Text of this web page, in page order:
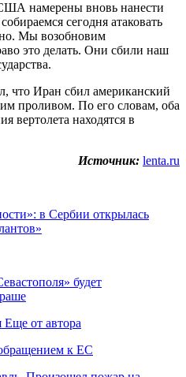
намерены вновь нанести
сегодня атаковать
Мы возобновим
это делать. Они сбили наш
что Иран сбил американский
проливом. По его словам, оба
вертолета находятся в
Источник: lenta.ru
в Сербии открылась
будет
Еще от автора
к ЕС